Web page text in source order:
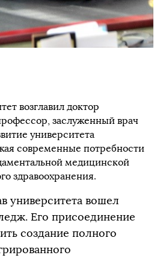
возглавил доктор
заслуженный врач
университета
современные потребности
медицинской
здравоохранения.
университета вошел
Его присоединение
создание полного